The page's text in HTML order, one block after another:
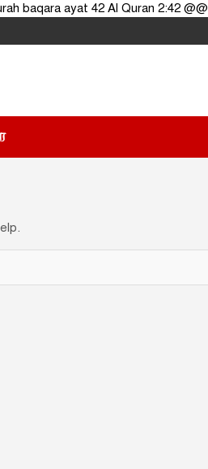
baqara ayat 42 Al Quran 2:42 @@